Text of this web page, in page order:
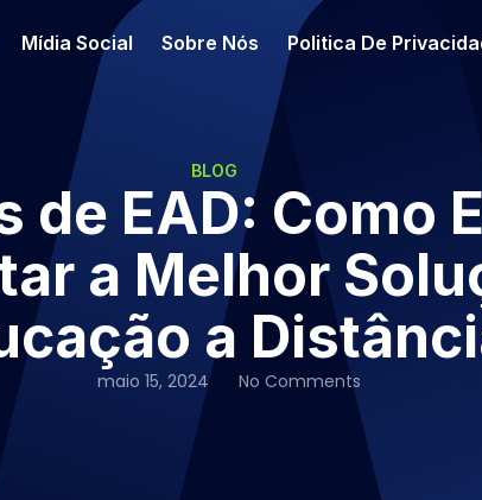
Mídia Social Sobre Nós Politica De
BLOG
de EAD: Como
a Melhor
a
maio 15, 2024 No Comments